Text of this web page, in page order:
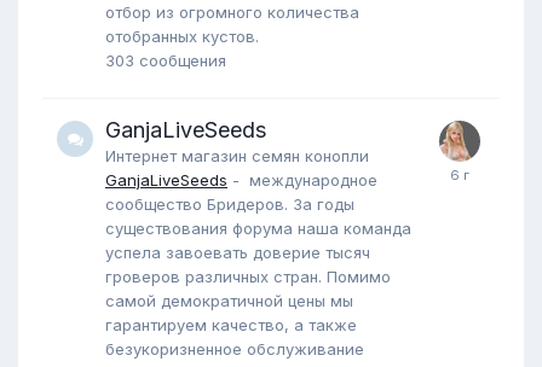
отбор из огромного количества
отобранных кустов.
303 сообщения
GanjaLiveSeeds
Интернет магазин семян конопли
GanjaLiveSeeds - международное
сообщество Бридеров. За годы
существования форума наша команда
успела завоевать доверие тысяч
гроверов различных стран. Помимо
самой демократичной цены мы
гарантируем качество, а также
безукоризненное обслуживание